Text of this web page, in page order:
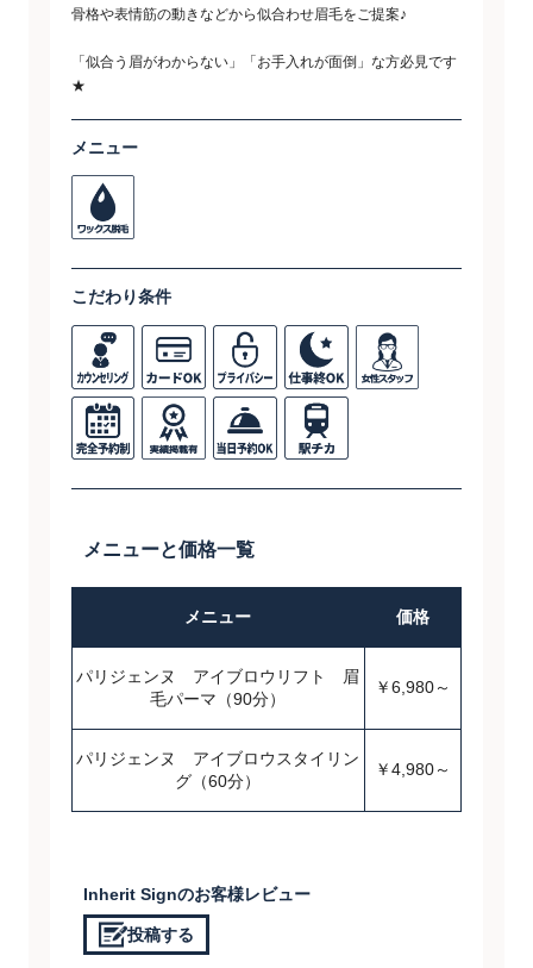
骨格や表情筋の動きなどから似合わせ眉毛をご提案♪
「似合う眉がわからない」「お手入れが面倒」な方必見です
★
メニュー
こだわり条件
メニューと価格一覧
メニュー 価格
パリジェンヌ アイブロウリフト 眉
毛パーマ（90分）
￥6,980～
パリジェンヌ アイブロウスタイリン
グ（60分）
￥4,980～
Inherit Signのお客様レビュー
投稿する